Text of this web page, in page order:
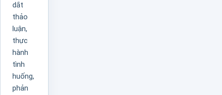
dắt
thảo
luận,
thực
hành
tình
huống,
phản